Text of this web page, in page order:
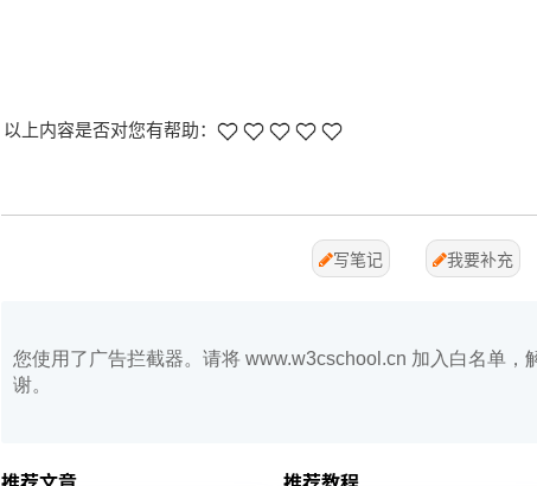
以上内容是否对您有帮助：
写笔记 我要补充
您使用了广告拦截器。请将 www.w3cschool.cn 加入白名单，
谢。